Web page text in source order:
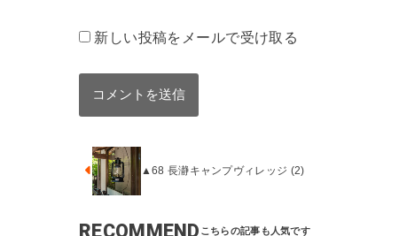
新しい投稿をメールで受け取る
▲68 長瀞キャンプヴィレッジ (2)
RECOMMEND